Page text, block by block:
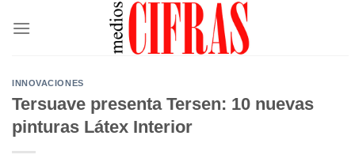
INNOVACIONES
Tersuave presenta Tersen: 10 nuevas
pinturas Látex Interior